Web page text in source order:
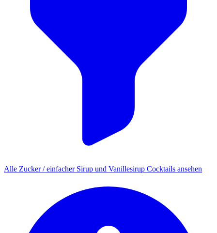
Alle Zucker / einfacher Sirup und Vanillesirup Cocktails ansehen